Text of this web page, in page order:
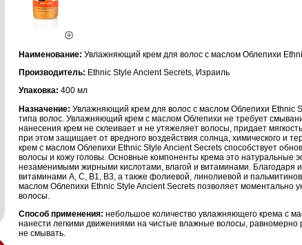
Наименование: Увлажняющий крем для волос с маслом Облепихи
Производитель: Ethnic Style Ancient Secrets, Израиль
Упаковка: 400 мл
Назначение: Увлажняющий крем для волос с маслом Облепихи Ethnic
типа волос. Увлажняющий крем с маслом Облепихи не требует
нанесения крем не склеивает и не утяжеляет волосы, придает мягкость
при этом защищает от вредного воздействия солнца, химического и
крем с маслом Облепихи Ethnic Style Ancient Secrets способствует
волосы и кожу головы. Основные компоненты крема это
незаменимыми жирными кислотами, влагой и витаминами. Благодаря
витаминами А, С, В1, В3, а также фолиевой, линолиевой и
маслом Облепихи Ethnic Style Ancient Secrets позволяет моментально
волосы.
Способ применения: небольшое количество увлажняющего крема с
нанести легкими движениями на чистые влажные волосы, равномерно
не смывать.